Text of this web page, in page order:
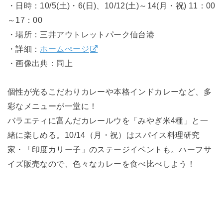
・日時：10/5(土)・6(日)、10/12(土)～14(月・祝) 11：00
～17：00
・場所：三井アウトレットパーク仙台港
・詳細： ホームぺージ
・画像出典：同上
個性が光るこだわりカレーや本格インドカレーなど、多
彩なメニューが一堂に！
バラエティに富んだカレールウを「みやぎ米4種」と一
緒に楽しめる。10/14（月・祝）はスパイス料理研究
家・「印度カリー子」のステージイベントも。ハーフサ
イズ販売なので、色々なカレーを食べ比べしよう！